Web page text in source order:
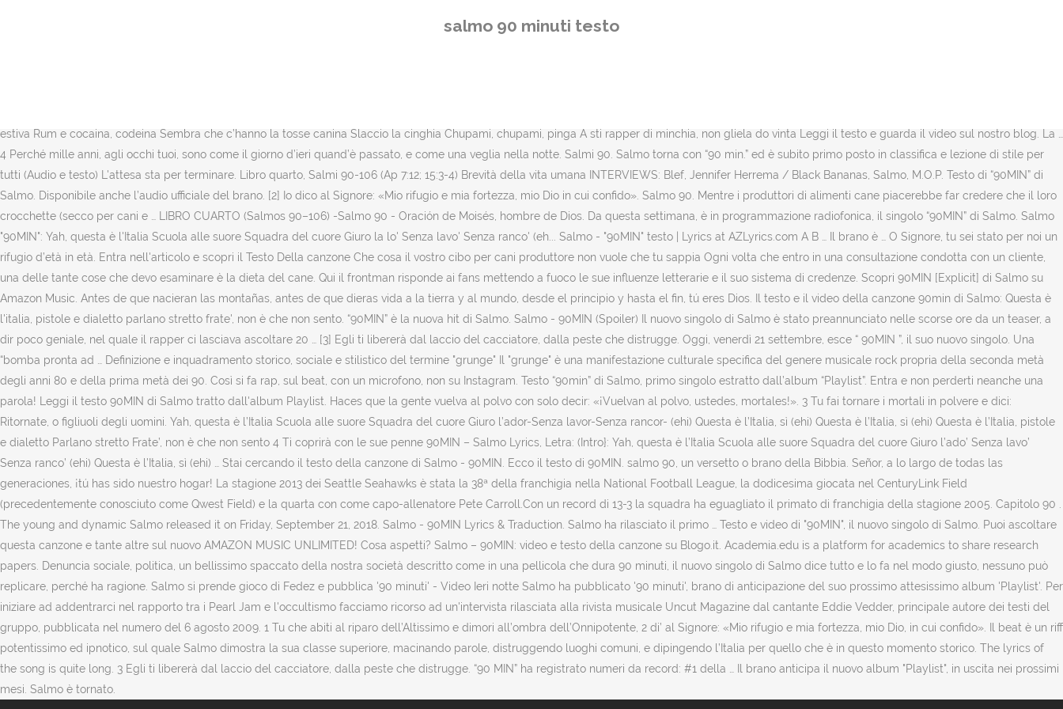
salmo 90 minuti testo
(ehi / Questa è l'Italia, sì (ehi / Questa è Il testo della canzone di Salmo. 90 MIN is a solid work of Salmo. Sei nel posto giusto. Salmo 91 (90) - Sotto le ali divine [1] Chi abita al riparo dell’Altissimo passerà la
estiva Rum e cocaina, codeina Sembra che c’hanno la tosse canina Slaccio la cinghia Chupami, chupami, pinga A sti rapper di minchia, non gliela do vinta Leggi il testo e guarda il video sul nostro blog. La …
4 Perché mille anni, agli occhi tuoi, sono come il giorno d’ieri quand’è passato, e come una veglia nella notte. Salmi 90. Salmo torna con “90 min.” ed è subito primo posto in classifica e lezione di stile per
tutti (Audio e testo) L'attesa sta per terminare. Libro quarto, Salmi 90-106 (Ap 7:12; 15:3-4) Brevità della vita umana INTERVIEWS: Blef, Jennifer Herrema / Black Bananas, Salmo, M.O.P. Testo di “90MIN” di
Salmo. Disponibile anche l’audio ufficiale del brano. [2] Io dico al Signore: «Mio rifugio e mia fortezza, mio Dio in cui confido». Salmo 90. Mentre i produttori di alimenti cane piacerebbe far credere che il loro
crocchette (secco per cani e … LIBRO CUARTO (Salmos 90–106) -Salmo 90 - Oración de Moisés, hombre de Dios. Da questa settimana, è in programmazione radiofonica, il singolo “90MIN” di Salmo. Salmo
"90MIN": Yah, questa è l'Italia Scuola alle suore Squadra del cuore Giuro la lo' Senza lavo' Senza ranco' (eh... Salmo - "90MIN" testo | Lyrics at AZLyrics.com A B … Il brano è … O Signore, tu sei stato per noi un
rifugio d’età in età. Entra nell'articolo e scopri il Testo Della canzone Che cosa il vostro cibo per cani produttore non vuole che tu sappia Ogni volta che entro in una consultazione condotta con un cliente,
una delle tante cose che devo esaminare è la dieta del cane. Qui il frontman risponde ai fans mettendo a fuoco le sue influenze letterarie e il suo sistema di credenze. Scopri 90MIN [Explicit] di Salmo su
Amazon Music. Antes de que nacieran las montañas, antes de que dieras vida a la tierra y al mundo, desde el principio y hasta el fin, tú eres Dios. Il testo e il video della canzone 90min di Salmo: Questa è
l'italia, pistole e dialetto parlano stretto frate', non è che non sento. “90MIN” è la nuova hit di Salmo. Salmo - 90MIN (Spoiler) Il nuovo singolo di Salmo è stato preannunciato nelle scorse ore da un teaser, a
dir poco geniale, nel quale il rapper ci lasciava ascoltare 20 … [3] Egli ti libererà dal laccio del cacciatore, dalla peste che distrugge. Oggi, venerdì 21 settembre, esce “ 90MIN ”, il suo nuovo singolo. Una
“bomba pronta ad … Definizione e inquadramento storico, sociale e stilistico del termine "grunge" Il "grunge" è una manifestazione culturale specifica del genere musicale rock propria della seconda metà
degli anni 80 e della prima metà dei 90. Così si fa rap, sul beat, con un microfono, non su Instagram. Testo “90min” di Salmo, primo singolo estratto dall’album “Playlist”. Entra e non perderti neanche una
parola! Leggi il testo 90MIN di Salmo tratto dall'album Playlist. Haces que la gente vuelva al polvo con solo decir: «¡Vuelvan al polvo, ustedes, mortales!». 3 Tu fai tornare i mortali in polvere e dici:
Ritornate, o figliuoli degli uomini. Yah, questa è l’Italia Scuola alle suore Squadra del cuore Giuro l’ador-Senza lavor-Senza rancor- (ehi) Questa è l’Italia, sì (ehi) Questa è l’Italia, sì (ehi) Questa è l’Italia, pistole
e dialetto Parlano stretto Frate’, non è che non sento 4 Ti coprirà con le sue penne 90MIN – Salmo Lyrics, Letra: (Intro}: Yah, questa è l’Italia Scuola alle suore Squadra del cuore Giuro l’ado’ Senza lavo’
Senza ranco’ (ehi) Questa è l’Italia, sì (ehi) … Stai cercando il testo della canzone di Salmo - 90MIN. Ecco il testo di 90MIN. salmo 90, un versetto o brano della Bibbia. Señor, a lo largo de todas las
generaciones, ¡tú has sido nuestro hogar! La stagione 2013 dei Seattle Seahawks è stata la 38ª della franchigia nella National Football League, la dodicesima giocata nel CenturyLink Field
(precedentemente conosciuto come Qwest Field) e la quarta con come capo-allenatore Pete Carroll.Con un record di 13-3 la squadra ha eguagliato il primato di franchigia della stagione 2005. Capitolo 90 .
The young and dynamic Salmo released it on Friday, September 21, 2018. Salmo - 90MIN Lyrics & Traduction. Salmo ha rilasciato il primo … Testo e video di "90MIN", il nuovo singolo di Salmo. Puoi ascoltare
questa canzone e tante altre sul nuovo AMAZON MUSIC UNLIMITED! Cosa aspetti? Salmo – 90MIN: video e testo della canzone su Blogo.it. Academia.edu is a platform for academics to share research
papers. Denuncia sociale, politica, un bellissimo spaccato della nostra società descritto come in una pellicola che dura 90 minuti, il nuovo singolo di Salmo dice tutto e lo fa nel modo giusto, nessuno può
replicare, perché ha ragione. Salmo si prende gioco di Fedez e pubblica '90 minuti' - Video Ieri notte Salmo ha pubblicato '90 minuti', brano di anticipazione del suo prossimo attesissimo album 'Playlist'. Per
iniziare ad addentrarci nel rapporto tra i Pearl Jam e l'occultismo facciamo ricorso ad un'intervista rilasciata alla rivista musicale Uncut Magazine dal cantante Eddie Vedder, principale autore dei testi del
gruppo, pubblicata nel numero del 6 agosto 2009. 1 Tu che abiti al riparo dell’Altissimo e dimori all’ombra dell’Onnipotente, 2 di’ al Signore: «Mio rifugio e mia fortezza, mio Dio, in cui confido». Il beat è un riff
potentissimo ed ipnotico, sul quale Salmo dimostra la sua classe superiore, macinando parole, distruggendo luoghi comuni, e dipingendo l’Italia per quello che è in questo momento storico. The lyrics of
the song is quite long. 3 Egli ti libererà dal laccio del cacciatore, dalla peste che distrugge. “90 MIN” ha registrato numeri da record: #1 della … Il brano anticipa il nuovo album "Playlist", in uscita nei prossimi
mesi. Salmo è tornato.